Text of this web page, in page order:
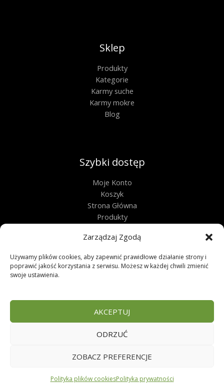
Zarządzaj Zgodą
Używamy plików cookies, aby zapewnić prawidłowe działanie strony i
poprawić jakość korzystania z serwisu. Możesz w każdej chwili zmienić
swoje ustawienia.
AKCEPTUJ
ODRZUĆ
ZOBACZ PREFERENCJE
Polityka plików cookiesPolityka prywatności
Sklep
Produkty
Kategorie
Karmy suche
Karmy mokre
Blog
Szybki dostęp
Moje Konto
Koszyk
Strona Główna
Produkty
Obługa techniczna
Regulamin
Zwroty
FAQ